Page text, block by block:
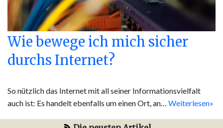
Wie bewege ich mich sicher
durchs Internet?
So nützlich das Internet mit all seiner Informationsvielfalt
auch ist: Es handelt ebenfalls um einen Ort, an… Weiterlesen»